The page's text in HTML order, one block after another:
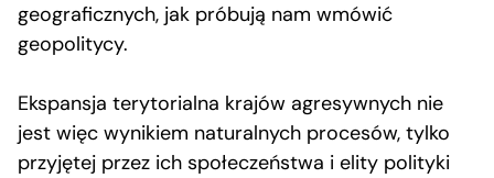
geograficznych, jak próbują nam wmówić
geopolitycy.
Ekspansja terytorialna krajów agresywnych nie
jest więc wynikiem naturalnych procesów, tylko
przyjętej przez ich społeczeństwa i elity polityki